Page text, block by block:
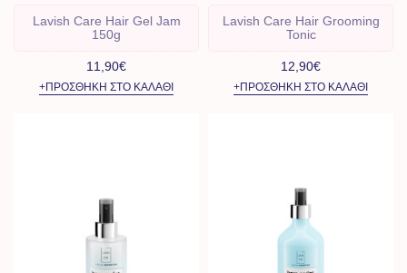
Lavish Care Hair Gel Jam
150g
11,90€
+ΠΡΟΣΘΉΚΗ ΣΤΟ ΚΑΛΆΘΙ
Lavish Care Hair Grooming
Tonic
12,90€
+ΠΡΟΣΘΉΚΗ ΣΤΟ ΚΑΛΆΘΙ